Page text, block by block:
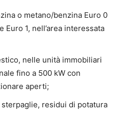
o metano/benzina Euro 0
1, nell’area interessata
nelle unità immobiliari
fino a 500 kW con
aperti;
residui di potatura